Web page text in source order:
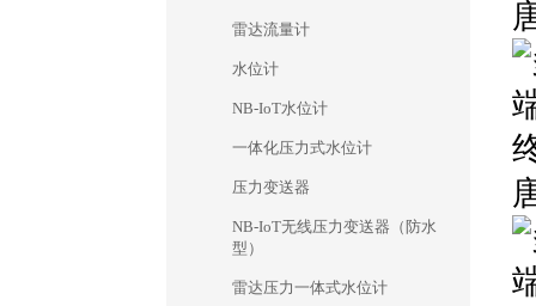
雷达流量计
水位计
NB-IoT水位计
一体化压力式水位计
压力变送器
NB-IoT无线压力变送器（防水
型）
雷达压力一体式水位计